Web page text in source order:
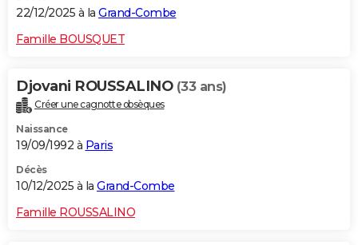
22/12/2025 à la Grand-Combe
Famille BOUSQUET
Djovani ROUSSALINO (33 ans)
Créer une cagnotte obsèques
Naissance
19/09/1992 à Paris
Décès
10/12/2025 à la Grand-Combe
Famille ROUSSALINO